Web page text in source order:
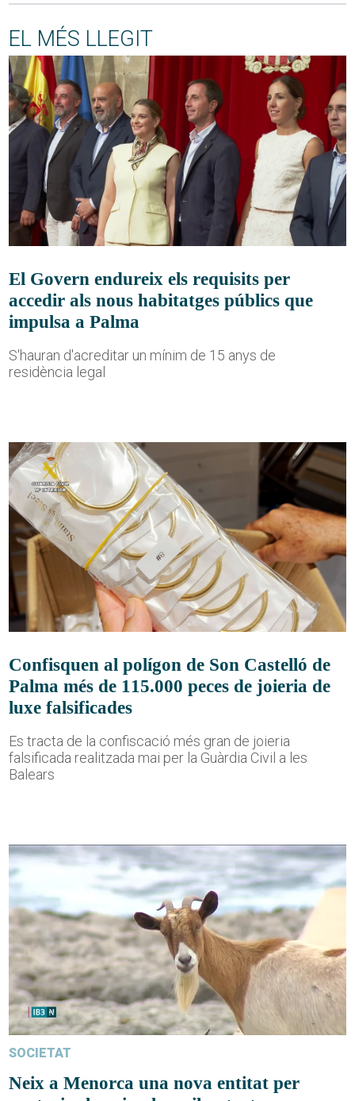
EL MÉS LLEGIT
El Govern endureix els requisits per
accedir als nous habitatges públics que
impulsa a Palma
S'hauran d'acreditar un mínim de 15 anys de
residència legal
Confisquen al polígon de Son Castelló de
Palma més de 115.000 peces de joieria de
luxe falsificades
Es tracta de la confiscació més gran de joieria
falsificada realitzada mai per la Guàrdia Civil a les
Balears
SOCIETAT
Neix a Menorca una nova entitat per